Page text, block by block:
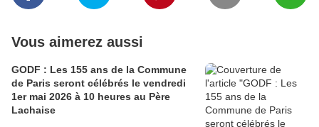
Vous aimerez aussi
GODF : Les 155 ans de la Commune
de Paris seront célébrés le vendredi
1er mai 2026 à 10 heures au Père
Lachaise